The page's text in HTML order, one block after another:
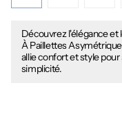
Découvrez l'élégance
À Paillettes
allie confort et style
simplicité.